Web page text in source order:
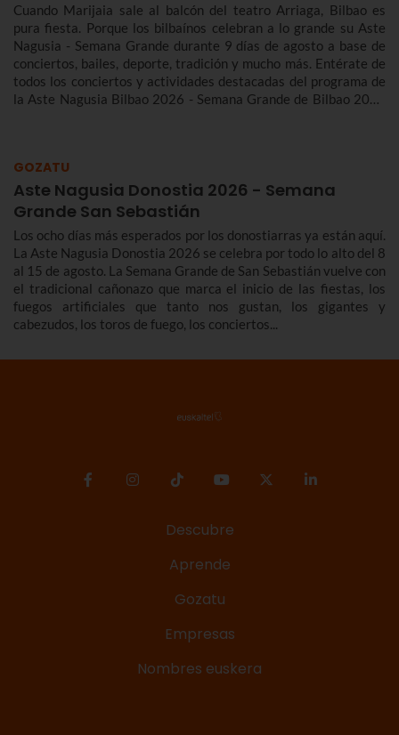
Cuando Marijaia sale al balcón del teatro Arriaga, Bilbao es
pura fiesta. Porque los bilbaínos celebran a lo grande su Aste
Nagusia - Semana Grande durante 9 días de agosto a base de
conciertos, bailes, deporte, tradición y mucho más. Entérate de
todos los conciertos y actividades destacadas del programa de
la Aste Nagusia Bilbao 2026 - Semana Grande de Bilbao 2026
GOZATU
Aste Nagusia Donostia 2026 - Semana
Grande San Sebastián
Los ocho días más esperados por los donostiarras ya están aquí.
La Aste Nagusia Donostia 2026 se celebra por todo lo alto del 8
al 15 de agosto. La Semana Grande de San Sebastián vuelve con
el tradicional cañonazo que marca el inicio de las fiestas, los
fuegos artificiales que tanto nos gustan, los gigantes y
cabezudos, los toros de fuego, los conciertos...
Descubre
Aprende
Gozatu
Empresas
Nombres euskera